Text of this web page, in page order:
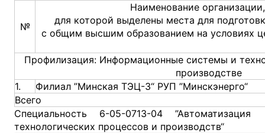
№
Наименование организации,
для которой выделены места для
с общим высшим образованием на условиях
Профилизация: Информационные системы и
производстве
1.
Филиал ”Минская ТЭЦ-3“ РУП ”Минскэнерго“
Всего
Специальность 6-05-0713-04 ”Автоматизация
технологических процессов и производств“